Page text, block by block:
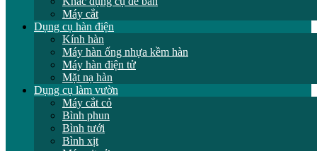
Máy cắt
Dụng cụ hàn điện
Kính hàn
Máy hàn ống nhựa kềm hàn
Máy hàn điện tử
Mặt nạ hàn
Dụng cụ làm vườn
Máy cắt cỏ
Bình phun
Bình tưới
Bình xịt